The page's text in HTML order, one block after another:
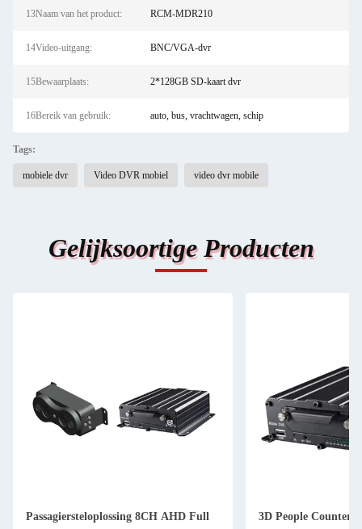
13Naam van het product: RCM-MDR210
14Video-uitgang: BNC/VGA-dvr
15Bewaarplaats: 2*128GB SD-kaart dvr
16Bereik van gebruik: auto, bus, vrachtwagen, schip
Tags:
mobiele dvr Video DVR mobiel video dvr mobile
Gelijksoortige Producten
Passagiersteloplossing 8CH AHD Full
3D People Counter